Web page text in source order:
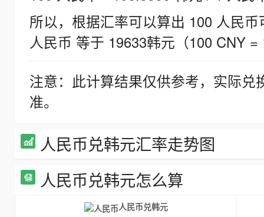
所以，根据汇率可以算出 100 人民
人民币 等于 19633韩元（100 CNY =
注意：此计算结果仅供参考，实际
准。
人民币兑韩元汇率走势图
人民币兑韩元怎么算
人民币兑韩元